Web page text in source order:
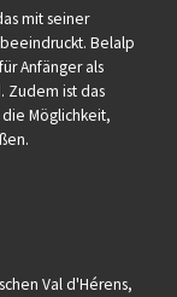
mit seiner
Belalp
Anfänger als
Zudem ist das
Möglichkeit,
Val d'Hérens,